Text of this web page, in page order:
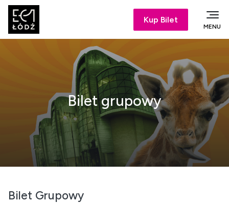
Kup Bilet
MENU
Bilet grupowy
Bilet Grupowy